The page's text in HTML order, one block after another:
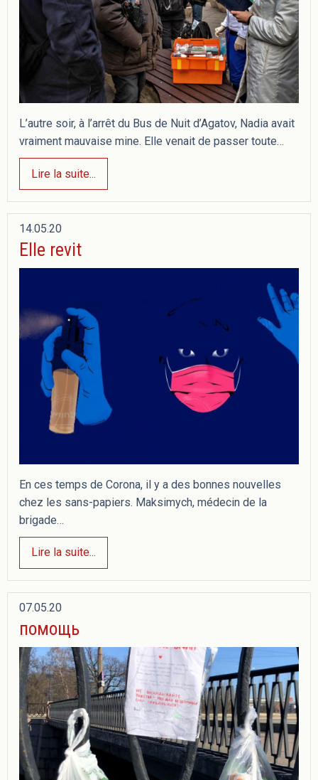
L’autre soir, à l’arrêt du Bus de Nuit d’Agatov, Nadia avait
vraiment mauvaise mine. Elle venait de passer toute…
Lire la suite...
14.05.20
Elle revit
En ces temps de Corona, il y a des bonnes nouvelles
chez les sans-papiers. Maksimych, médecin de la
brigade…
Lire la suite...
07.05.20
помощь